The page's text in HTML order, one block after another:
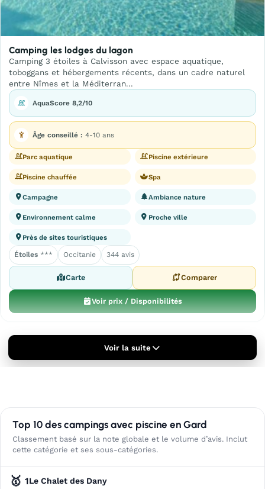
Camping les lodges du lagon
Camping 3 étoiles à Calvisson avec espace aquatique,
toboggans et hébergements récents, dans un cadre naturel
entre Nîmes et la Méditerran...
AquaScore 8,2/10
Âge conseillé : 4-10 ans
Parc aquatique Piscine extérieure
Piscine chauffée Spa
Campagne Ambiance nature
Environnement calme Proche ville
Près de sites touristiques
Étoiles *** Occitanie 344 avis
Carte Comparer
Voir prix / Disponibilités
Voir la suite
Top 10 des campings avec piscine en Gard
Classement basé sur la note globale et le volume d’avis. Inclut
cette catégorie et ses sous-catégories.
🥇 1Le Chalet des Dany